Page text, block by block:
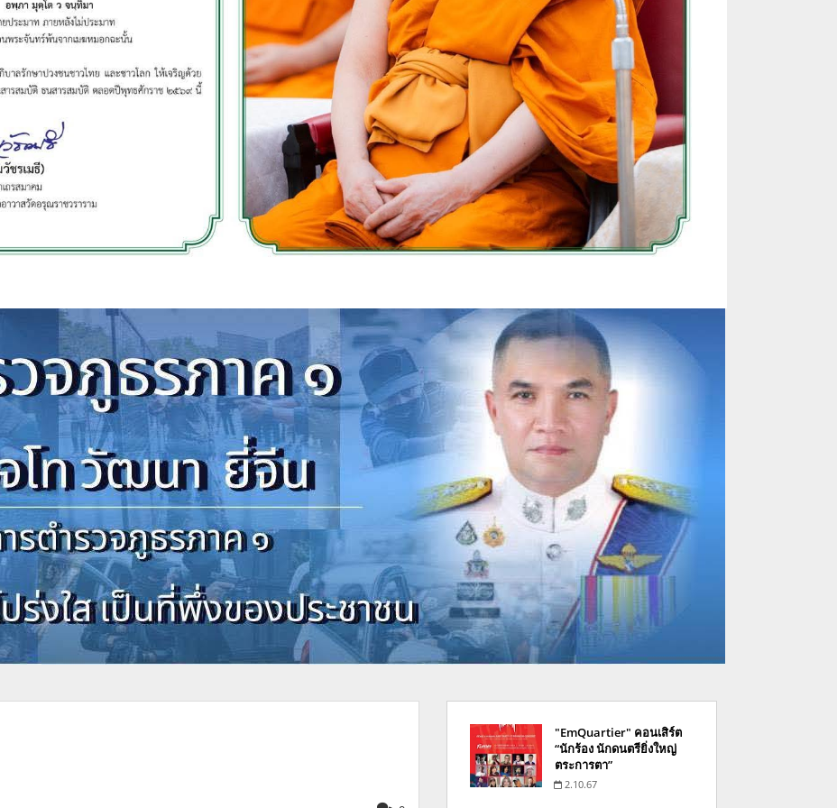
"EmQuartier" คอนเสิร์ต
“นักร้อง นักดนตรียิ่งใหญ่
ตระการตา”
2.10.67